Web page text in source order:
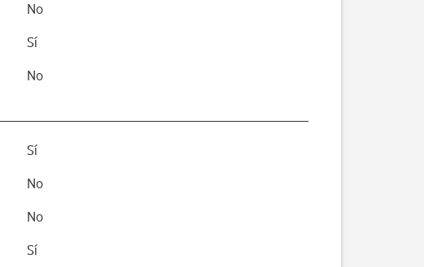
No
Sí
No
Sí
No
No
Sí